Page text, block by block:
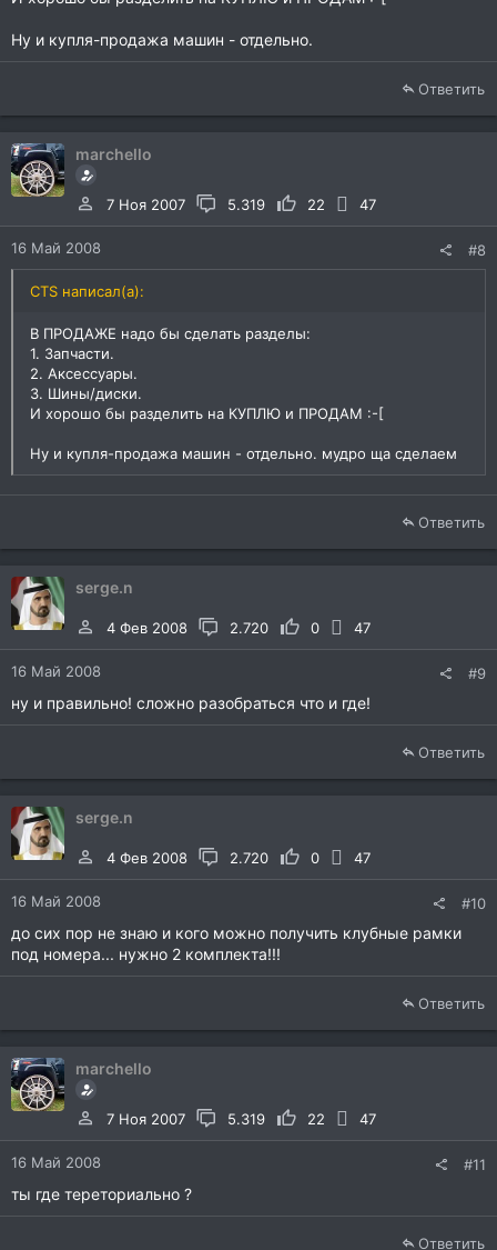
Ну и купля-продажа машин - отдельно.
Ответить
marchello
7 Ноя 2007 5.319 22 47
16 Май 2008 #8
CTS написал(а):
В ПРОДАЖЕ надо бы сделать разделы:
1. Запчасти.
2. Аксессуары.
3. Шины/диски.
И хорошо бы разделить на КУПЛЮ и ПРОДАМ :-[
Ну и купля-продажа машин - отдельно. мудро ща сделаем
Ответить
serge.n
4 Фев 2008 2.720 0 47
16 Май 2008 #9
ну и правильно! сложно разобраться что и где!
Ответить
serge.n
4 Фев 2008 2.720 0 47
16 Май 2008 #10
до сих пор не знаю и кого можно получить клубные рамки
под номера... нужно 2 комплекта!!!
Ответить
marchello
7 Ноя 2007 5.319 22 47
16 Май 2008 #11
ты где тереториально ?
Ответить